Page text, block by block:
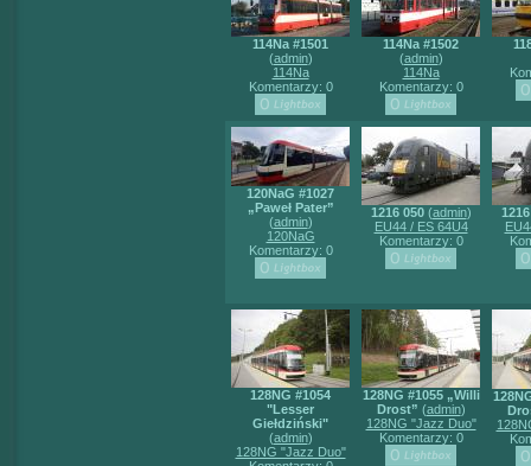
114Na #1501
(admin)
114Na
Komentarzy: 0
114Na #1502
(admin)
114Na
Komentarzy: 0
120NaG #1027
„Paweł Pater”
(admin)
120NaG
Komentarzy: 0
1216 050(admin)
EU44 / ES 64U4
Komentarzy: 0
128NG #1054
"Lesser
Giełdziński"
(admin)
128NG "Jazz Duo"
128NG #1055 „Willi
Drost” (admin)
128NG "Jazz Duo"
Komentarzy: 0